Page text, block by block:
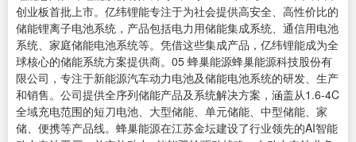
创业板首批上市。亿纬锂能专注于为社会提供高安全、高性价比的
储能锂离子电池系统，产品包括电力用储能集成系统、通信用电池
系统、家庭储能电池系统等。凭借这些集成产品，亿纬锂能成为全
球核心的储能系统方案提供商。05 蜂巢能源蜂巢能源科技股份有
限公司，专注于新能源汽车动力电池及储能电池系统的研发、生产
和销售。公司提供全序列储能产品及系统解决方案，涵盖从1.6-4C
全域充电范围的短刀电池、大型储能、单元储能、中型储能、家
储、便携等产品线。蜂巢能源在江苏金坛建设了行业领先的AI智能